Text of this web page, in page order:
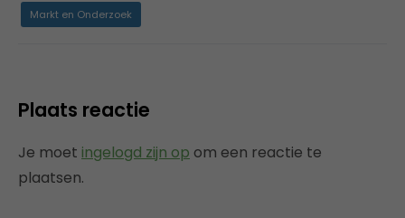
Markt en Onderzoek
Plaats reactie
Je moet ingelogd zijn op om een reactie te
plaatsen.